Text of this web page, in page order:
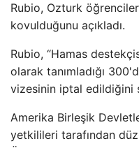
Rubio, Ozturk
kovulduğunu açıkladı.
Rubio, “Hamas
olarak tanımladığı
vizesinin iptal edildiğini
Amerika Birleşik
yetkilileri tarafından